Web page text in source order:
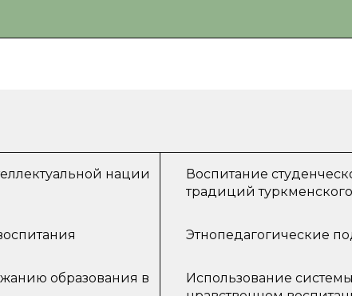
нации
Воспитание
традиций
Этнопедагогические
образования в
Использование